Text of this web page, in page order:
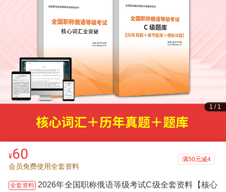
1 / 1
¥60
会员免费使用全套资料
满50元减4
全套资料 2026年全国职称俄语等级考试C级全套资料【核心